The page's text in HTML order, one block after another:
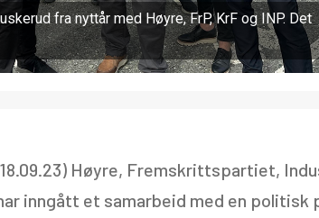
fra nyttår med Høyre, FrP, KrF og INP. Det
Høyre, Fremskrittspartiet,
inngått et samarbeid med en politisk